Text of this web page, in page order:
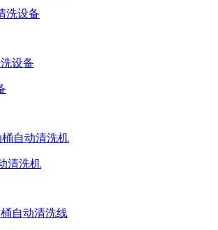
洗设备
设备
桶自动清洗机
清洗机
自动清洗线